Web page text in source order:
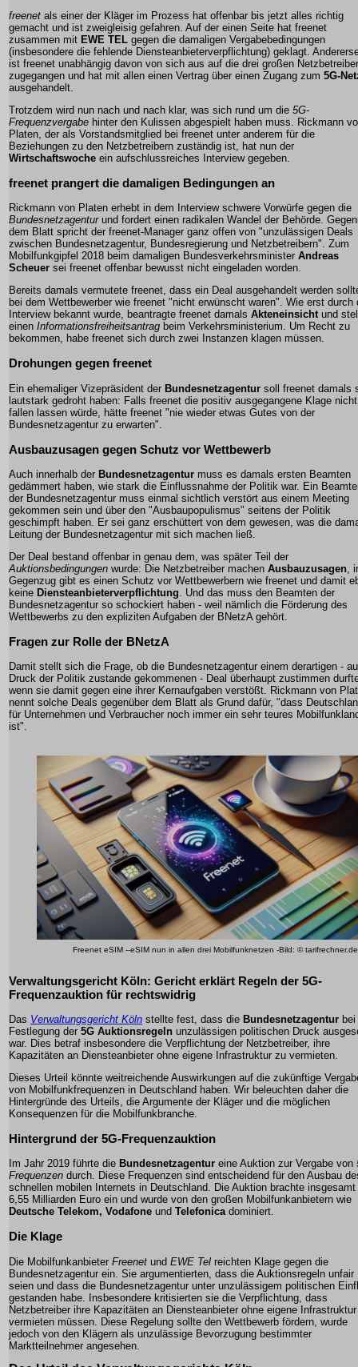
freenet als einer der Kläger im Prozess hat offenbar bis jetzt alles richtig
gemacht und ist zweigleisig gefahren. Auf der einen Seite hat freenet
zusammen mit EWE TEL gegen die damaligen Vergabebedingungen
(insbesondere die fehlende Diensteanbieterverpflichtung) geklagt.
ist freenet unabhängig davon von sich aus auf die drei großen Netzbetreiber
zugegangen und hat mit allen einen Vertrag über einen Zugang zum 5G-
ausgehandelt.
Trotzdem wird nun nach und nach klar, was sich rund um die 5G-
Frequenzvergabe hinter den Kulissen abgespielt haben muss. Rickmann
Platen, der als Vorstandsmitglied bei freenet unter anderem für die
Beziehungen zu den Netzbetreibern zuständig ist, hat nun der
Wirtschaftswoche ein aufschlussreiches Interview gegeben.
freenet prangert die damaligen Bedingungen an
Rickmann von Platen erhebt in dem Interview schwere Vorwürfe gegen die
Bundesnetzagenturund fordert einen radikalen Wandel der Behörde.
dem Blatt spricht der freenet-Manager ganz offen von "unzulässigen Deals
zwischen Bundesnetzagentur, Bundesregierung und Netzbetreibern". Zum
Mobilfunkgipfel 2018 beim damaligen Bundesverkehrsminister Andreas
Scheuer sei freenet offenbar bewusst nicht eingeladen worden.
Bereits damals vermutete freenet, dass ein Deal ausgehandelt werden
bei dem Wettbewerber wie freenet "nicht erwünscht waren". Wie erst durch
Interview bekannt wurde, beantragte freenet damals Akteneinsichtund
einen Informationsfreiheitsantrag beim Verkehrsministerium. Um Recht zu
bekommen, habe freenet sich durch zwei Instanzen klagen müssen.
Drohungen gegen freenet
Ein ehemaliger Vizepräsident der Bundesnetzagentur soll freenet damals
lautstark gedroht haben: Falls freenet die positiv ausgegangene Klage nicht
fallen lassen würde, hätte freenet "nie wieder etwas Gutes von der
Bundesnetzagentur zu erwarten".
Ausbauzusagen gegen Schutz vor Wettbewerb
Auch innerhalb der Bundesnetzagentur muss es damals ersten Beamten
gedämmert haben, wie stark die Einflussnahme der Politik war. Ein
der Bundesnetzagentur muss einmal sichtlich verstört aus einem Meeting
gekommen sein und über den "Ausbaupopulismus" seitens der Politik
geschimpft haben. Er sei ganz erschüttert von dem gewesen, was die
Leitung der Bundesnetzagentur mit sich machen ließ.
Der Deal bestand offenbar in genau dem, was später Teil der
Auktionsbedingungen wurde: Die Netzbetreiber machen Ausbauzusagen ,
Gegenzug gibt es einen Schutz vor Wettbewerbern wie freenet und damit
keine Diensteanbieterverpflichtung . Und das muss den Beamten der
Bundesnetzagentur so schockiert haben - weil nämlich die Förderung des
Wettbewerbs zu den expliziten Aufgaben der BNetzA gehört.
Fragen zur Rolle der BNetzA
Damit stellt sich die Frage, ob die Bundesnetzagentur einem derartigen -
Druck der Politik zustande gekommenen - Deal überhaupt zustimmen
wenn sie damit gegen eine ihrer Kernaufgaben verstößt. Rickmann von
nennt solche Deals gegenüber dem Blatt als Grund dafür, "dass
für Unternehmen und Verbraucher noch immer ein sehr teures
ist".
Freenet eSIM --eSIM nun in allen drei Mobilfunknetzen -Bild: © tarifrechner.de
Verwaltungsgericht Köln: Gericht erklärt Regeln der 5G-
Frequenzauktion für rechtswidrig
Das Verwaltungsgericht Köln stellte fest, dass die Bundesnetzagentur bei
Festlegung der 5G Auktionsregeln unzulässigen politischen Druck
war. Dies betraf insbesondere die Verpflichtung der Netzbetreiber, ihre
Kapazitäten an Diensteanbieter ohne eigene Infrastruktur zu vermieten.
Dieses Urteil könnte weitreichende Auswirkungen auf die zukünftige
von Mobilfunkfrequenzen in Deutschland haben. Wir beleuchten daher die
Hintergründe des Urteils, die Argumente der Kläger und die möglichen
Konsequenzen für die Mobilfunkbranche.
Hintergrund der 5G-Frequenzauktion
Im Jahr 2019 führte die Bundesnetzagentur eine Auktion zur Vergabe von
Frequenzen durch. Diese Frequenzen sind entscheidend für den Ausbau
schnellen mobilen Internets in Deutschland. Die Auktion brachte insgesamt
6,55 Milliarden Euro ein und wurde von den großen Mobilfunkanbietern wie
Deutsche Telekom, Vodafone und Telefonicadominiert.
Die Klage
Die Mobilfunkanbieter Freenet und EWE Tel reichten Klage gegen die
Bundesnetzagentur ein. Sie argumentierten, dass die Auktionsregeln unfair
seien und dass die Bundesnetzagentur unter unzulässigem politischen
gestanden habe. Insbesondere kritisierten sie die Verpflichtung, dass
Netzbetreiber ihre Kapazitäten an Diensteanbieter ohne eigene Infrastruktur
vermieten müssen. Diese Regelung sollte den Wettbewerb fördern, wurde
jedoch von den Klägern als unzulässige Bevorzugung bestimmter
Marktteilnehmer angesehen.